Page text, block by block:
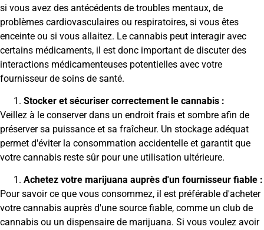
si vous avez des antécédents de troubles mentaux, de
problèmes cardiovasculaires ou respiratoires, si vous êtes
enceinte ou si vous allaitez. Le cannabis peut interagir avec
certains médicaments, il est donc important de discuter des
interactions médicamenteuses potentielles avec votre
fournisseur de soins de santé.
Stocker et sécuriser correctement le cannabis :
Veillez à le conserver dans un endroit frais et sombre afin de
préserver sa puissance et sa fraîcheur. Un stockage adéquat
permet d'éviter la consommation accidentelle et garantit que
votre cannabis reste sûr pour une utilisation ultérieure.
Achetez votre marijuana auprès d'un fournisseur fiable :
Pour savoir ce que vous consommez, il est préférable d'acheter
votre cannabis auprès d'une source fiable, comme un club de
cannabis ou un dispensaire de marijuana. Si vous voulez avoir